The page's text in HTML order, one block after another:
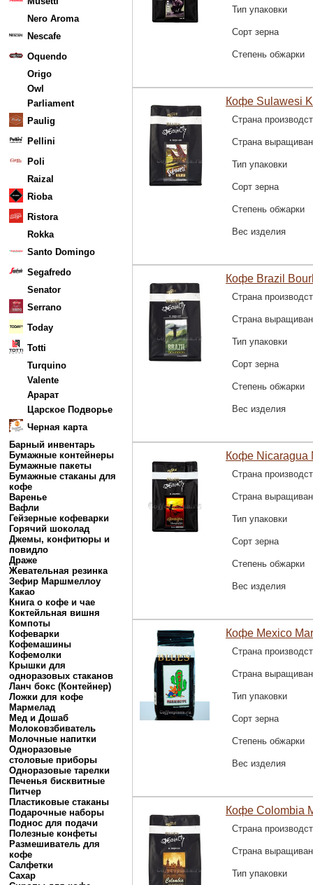
Nero Aroma
Nescafe
Oquendo
Origo
Owl
Parliament
Paulig
Pellini
Poli
Raizal
Rioba
Ristora
Rokka
Santo Domingo
Segafredo
Senator
Serrano
Today
Totti
Turquino
Valente
Арарат
Царское Подворье
Черная карта
Барный инвентарь
Бумажные контейнеры
Бумажные пакеты
Бумажные стаканы для
кофе
Варенье
Вафли
Гейзерные кофеварки
Горячий шоколад
Джемы, конфитюры и
повидло
Драже
Жевательная резинка
Зефир Маршмеллоу
Какао
Книга о кофе и чае
Коктейльная вишня
Компоты
Кофеварки
Кофемашины
Кофемолки
Крышки для
одноразовых стаканов
Ланч бокс (Контейнер)
Ложки для кофе
Мармелад
Мед и Дошаб
Молоковзбиватель
Молочные напитки
Одноразовые
столовые приборы
Одноразовые тарелки
Печенья бисквитные
Питчер
Пластиковые стаканы
Подарочные наборы
Поднос для подачи
Полезные конфеты
Размешиватель для
кофе
Салфетки
Сахар
Тип упаковки
Сорт зерна
Степень обжарки
Кофе Sulawesi
Страна
Страна
Тип упаковки
Сорт зерна
Степень обжарки
Вес изделия
Кофе Brazil
Страна
Страна
Тип упаковки
Сорт зерна
Степень обжарки
Вес изделия
Кофе Nicaragua
Страна
Страна
Тип упаковки
Сорт зерна
Степень обжарки
Вес изделия
Кофе Mexico
Страна
Страна
Тип упаковки
Сорт зерна
Степень обжарки
Вес изделия
Кофе Colombia
Страна
Страна
Тип упаковки